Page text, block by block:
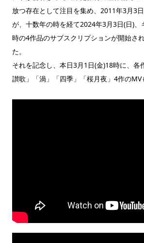
放つ存在として注目を集め、2011年3月3
が、十数年の時を経て2024年3月3日(日)、
時の4作品のサブスクリプションが開始さ
た。
それを記念し、本日3月1日(金)18時に、各
讃歌」「渦」「四季」「桜月夜」4作のMV